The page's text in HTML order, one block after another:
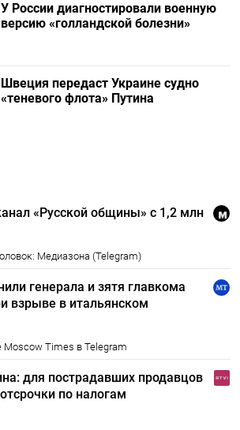
У России диагностировали военную
версию «голландской болезни»
Швеция передаст Украине судно
«теневого флота» Путина